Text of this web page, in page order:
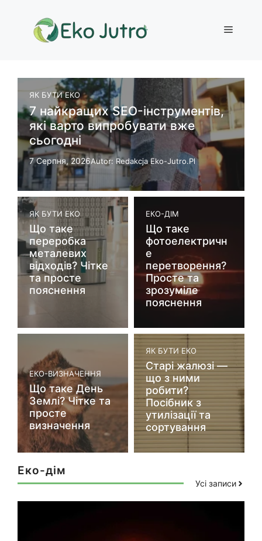
Меню
ЯК БУТИ ЕКО
7 найкращих SEO-інструментів,
які варто випробувати вже
сьогодні
7 Серпня, 2026Autor: Redakcja Eko-Jutro.pl
ЯК БУТИ ЕКО
Що таке
переробка
металевих
відходів? Чітке
та просте
пояснення
ЕКО-ДІМ
Що таке
фотоелектричн
е
перетворення?
Просте та
зрозуміле
пояснення
ЕКО-ВИЗНАЧЕННЯ
Що таке День
Землі? Чітке та
просте
визначення
ЯК БУТИ ЕКО
Старі жалюзі —
що з ними
робити?
Посібник з
утилізації та
сортування
Еко-дім
Усі записи